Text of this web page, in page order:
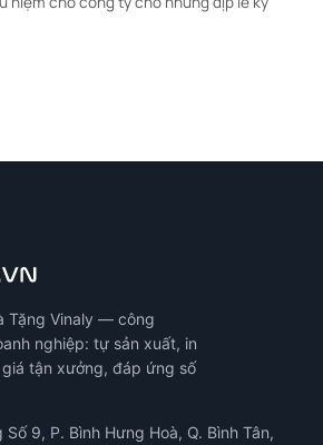
Tặng Vinaly — công
nghiệp: tự sản xuất, in
tận xưởng, đáp ứng số
9, P. Bình Hưng Hoà, Q. Bình Tân,